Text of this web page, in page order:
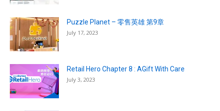
Puzzle Planet – 零售英雄 第9章
July 17, 2023
Retail Hero Chapter 8 : AGift With Care
July 3, 2023